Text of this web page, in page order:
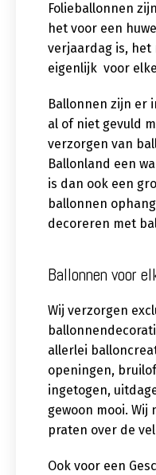
Folieballonnen
het voor een
verjaardag is, het
eigenlijk voor
Ballonnen zijn er
al of niet gevuld
verzorgen van
Ballonland een
is dan ook een
ballonnen
decoreren met
Ballonnen voor
Wij verzorgen
allerlei
openingen,
ingetogen,
gewoon mooi. Wij
praten over de
Ook voor een